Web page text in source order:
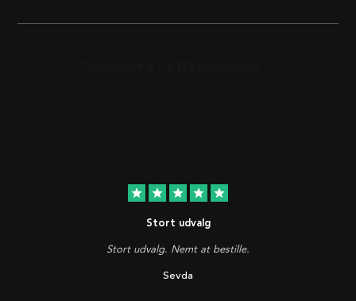
star star star star star
Stort udvalg
Stort udvalg. Nemt at bestille.
Sevda